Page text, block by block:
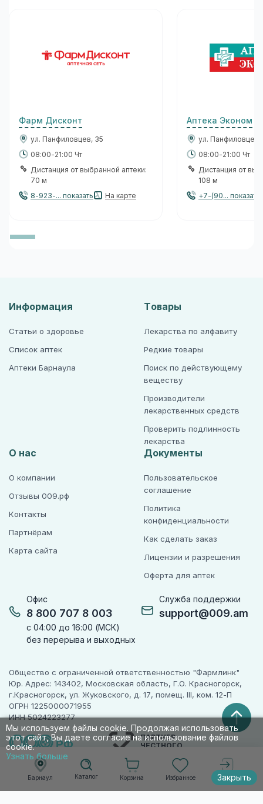
Барнаул Каталог Корзина Избранное Войти
Фарм Дисконт
ул. Панфиловцев, 35
08:00-21:00 Чт
Дистанция от выбранной аптеки:
70 м
8-923-... показать
На карте
Аптека Эконом
ул. Панфиловцев,
08:00-21:00 Чт
Дистанция от
108 м
+7-(90... показать
Мы используем файлы cookie. Продолжая использовать
этот сайт, Вы даете согласие на использование файлов
cookie.
Узнать больше
Закрыть
Офис
8 800 707 8 003
с 04:00 до 16:00 (МСК)
без перерыва и выходных
Служба поддержки
support@009.am
Информация
Статьи о здоровье
Список аптек
Аптеки Барнаула
Товары
Лекарства по алфавиту
Редкие товары
Поиск по действующему
веществу
Производители
лекарственных средств
Проверить подлинность
лекарства
О нас
О компании
Отзывы 009.рф
Контакты
Партнёрам
Карта сайта
Документы
Пользовательское
соглашение
Политика
конфиденциальности
Как сделать заказ
Лицензии и разрешения
Оферта для аптек
Общество с ограниченной ответственностью "Фармлинк"
Юр. Адрес: 143402, Московская область, Г.О. Красногорск,
г.Красногорск, ул. Жуковского, д. 17, помещ. III, ком. 12-П
ОГРН 1225000071955
ИНН 5024223277
ПАРТНЕР
ЧЕСТНОГО